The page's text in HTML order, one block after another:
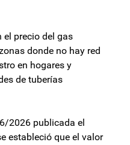
el precio del gas
donde no hay red
en hogares y
de tuberías
2026 publicada el
estableció que el valor